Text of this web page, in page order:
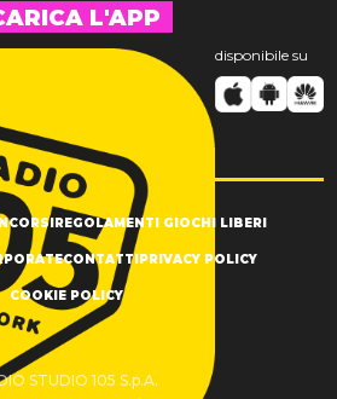
L'APP
disponibile su
REGOLAMENTI GIOCHI LIBERI
CONTATTIPRIVACY POLICY
COOKIE POLICY
STUDIO 105 S.p.A.